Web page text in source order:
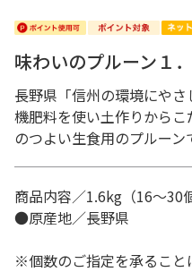
味わいのプルーン１
長野県「信州の環境にや
機肥料を使い土作りから
のつよい生食用のプルーン
商品内容／1.6kg（16～30個
●原産地／長野県
※個数のご指定を承るこ